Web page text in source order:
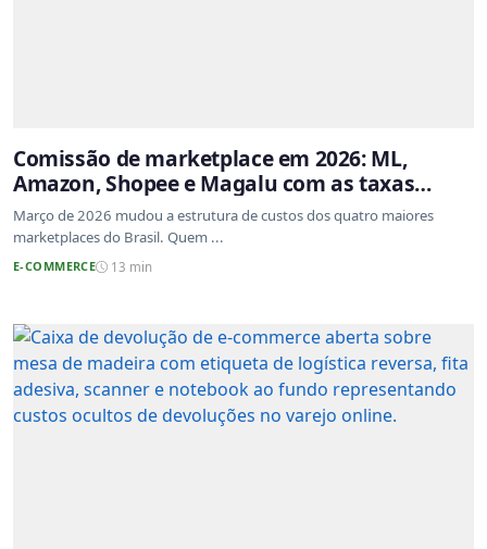
Comissão de marketplace em 2026: ML,
Amazon, Shopee e Magalu com as taxas
atualizadas
Março de 2026 mudou a estrutura de custos dos quatro maiores
marketplaces do Brasil. Quem ...
E-COMMERCE 13 min